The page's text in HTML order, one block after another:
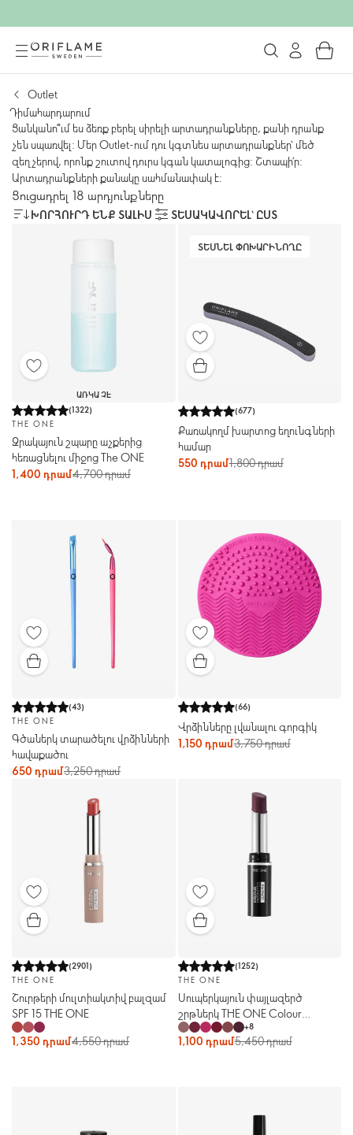
Outlet
Դիմահարդարում
Ցանկանո՞ւմ ես ձեռք բերել սիրելի արտադրանքները, քանի դրանք
չեն սպառվել: Մեր Outlet-ում դու կգտնես արտադրանքներ՝ մեծ
զեղչերով, որոնք շուտով դուրս կգան կատալոգից: Շտապի՛ր:
Արտադրանքների քանակը սահմանափակ է:
Ցուցադրել 18 արդյունքները
ԽՈՐՀՈՒՐԴ ԵՆՔ ՏԱԼԻՍ ՏԵՍԱԿԱՎՈՐԵԼ՝ ԸՍՏ
ԱՌԿԱ ՉԷ
(1322)
THE ONE
Ջրակայուն շպարը աչքերից
հեռացնելու միջոց The ONE
1,400 դրամ4,700 դրամ
ՏԵՍՆԵԼ ՓՈԽԱՐԻՆՈՂԸ
(677)
Քառակողմ խարտոց եղունգների
համար
550 դրամ1,800 դրամ
(43)
THE ONE
Գծաներկ տարածելու վրձինների
հավաքածու
650 դրամ3,250 դրամ
(66)
Վրձինները լվանալու գորգիկ
1,150 դրամ3,750 դրամ
(2901)
THE ONE
Շուրթերի մուլտիակտիվ բալզամ
SPF 15 THE ONE
1,350 դրամ4,550 դրամ
(1252)
THE ONE
Սուպերկայուն փայլազերծ
շրթներկ THE ONE Colour
Unlimited Ultra Fix
+8
1,100 դրամ5,450 դրամ